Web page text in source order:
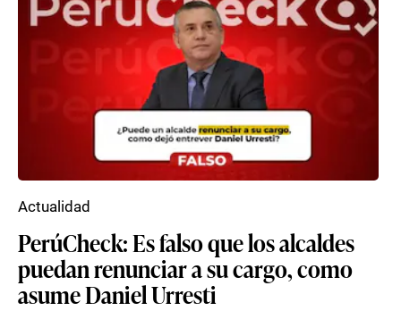
PerúCheck: Es falso que los alcaldes
puedan renunciar a su cargo, como
asume Daniel Urresti
Actualidad